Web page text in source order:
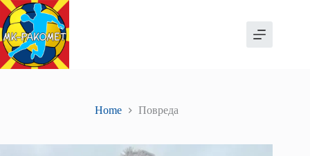
Skip
to
content
Home Повреда